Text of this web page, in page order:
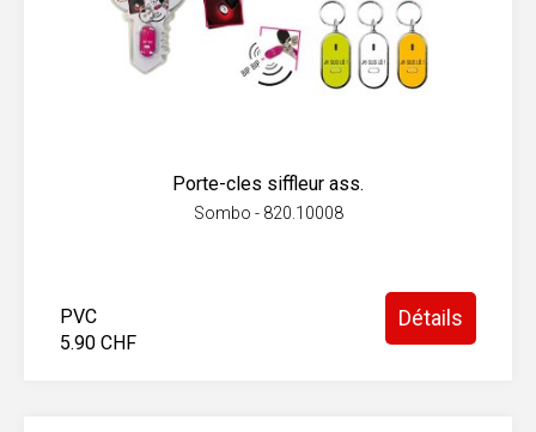
Porte-cles siffleur ass.
Sombo - 820.10008
PVC
5.90 CHF
Détails